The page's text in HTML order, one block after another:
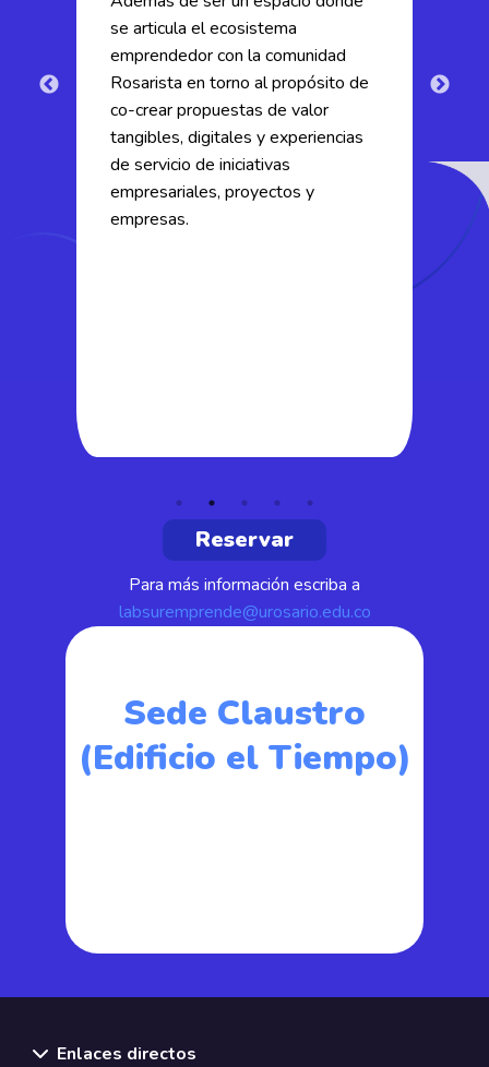
se articula el ecosistema
emprendedor con la comunidad
Rosarista en torno al propósito de
co-crear propuestas de valor
tangibles, digitales y experiencias
de servicio de iniciativas
empresariales, proyectos y
empresas.
Reservar
Para más información escriba a
labsuremprende@urosario.edu.co
Sede Claustro
(Edificio el Tiempo)
Enlaces directos